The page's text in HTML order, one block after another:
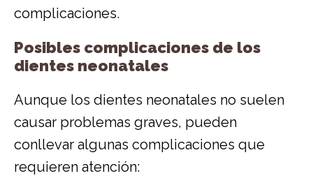
complicaciones.
Posibles complicaciones de los
dientes neonatales
Aunque los dientes neonatales no suelen
causar problemas graves, pueden
conllevar algunas complicaciones que
requieren atención: